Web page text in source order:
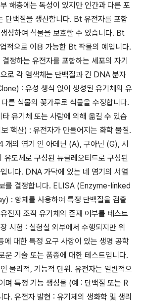
해충에는 독성이 있지만 인간과 다른 포
단백질을 생산합니다. Bt 유전자를 포함
성하여 식물을 보호할 수 있습니다. Bt
적으로 이용 가능한 Bt 작물의 예입니다.
정하는 유전자를 포함하는 세포의 자기
로 각 염색체는 단백질과 긴 DNA 분자
: 유성 생식 없이 생성된 유기체의 유
른 식물의 꽃가루로 식물을 수정합니다.
유기체 또는 사람에 의해 옮길 수 있습
핵산) : 유전자가 만들어지는 화학 물질.
개의 염기 인 아데닌 (A), 구아닌 (G), 시
도체로 구성된 뉴클레오티드로 구성된
니다. DNA 가닥에 있는 네 염기의 서열
를 결정합니다. ELISA (Enzyme-linked
: 항체를 사용하여 특정 단백질을 검출
전자 조작 유기체의 존재 여부를 테스트
시험 : 실험실 외부에서 수행되지만 위
에 대한 특정 요구 사항이 있는 생명 공학
운 기술 또는 품종에 대한 테스트입니다.
물리적, 기능적 단위. 유전자는 일반적으
며 특정 기능 생성물 (예 : 단백질 또는 R
. 유전자 발현 : 유기체의 생화학 및 생리